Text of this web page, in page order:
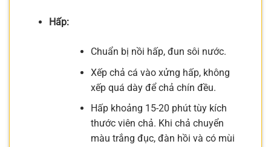
Hấp:
Chuẩn bị nồi hấp, đun sôi nước.
Xếp chả cá vào xửng hấp, không
xếp quá dày để chả chín đều.
Hấp khoảng 15-20 phút tùy kích
thước viên chả. Khi chả chuyển
màu trắng đục, đàn hồi và có mùi